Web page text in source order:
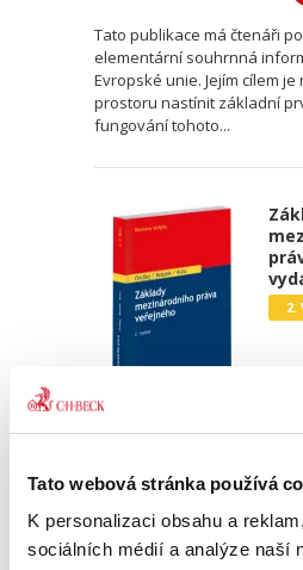
Tato webová stránka používá
K personalizaci obsahu a
sociálních médií a analýze naší
Tato publikace má čtenáři
elementární souhrnná
Evropské unie. Jejím cílem
prostoru nastínit základní
fungování tohoto...
2.
Jan Ondřej,Josef Mrázek,Oto
690,00 Kč
Tato skripta jsou uceleným
mezinárodního práva